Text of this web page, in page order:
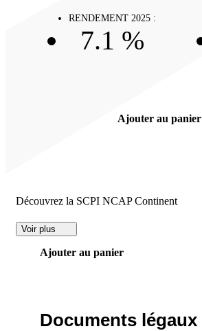
RENDEMENT 2025 :
7.1 %
Ajouter au panier
Découvrez la SCPI NCAP Continent
Voir plus
Ajouter au panier
Documents légaux